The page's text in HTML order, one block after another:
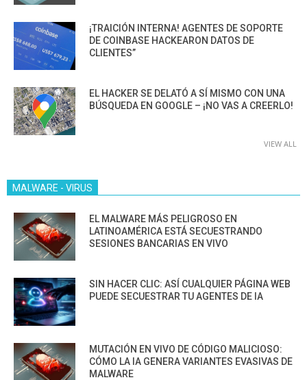
¡TRAICIÓN INTERNA! AGENTES DE SOPORTE
DE COINBASE HACKEARON DATOS DE
CLIENTES”
EL HACKER SE DELATÓ A SÍ MISMO CON UNA
BÚSQUEDA EN GOOGLE – ¡NO VAS A CREERLO!
VIEW ALL
MALWARE - VIRUS
EL MALWARE MÁS PELIGROSO EN
LATINOAMÉRICA ESTÁ SECUESTRANDO
SESIONES BANCARIAS EN VIVO
SIN HACER CLIC: ASÍ CUALQUIER PÁGINA WEB
PUEDE SECUESTRAR TU AGENTES DE IA
MUTACIÓN EN VIVO DE CÓDIGO MALICIOSO:
CÓMO LA IA GENERA VARIANTES EVASIVAS DE
MALWARE